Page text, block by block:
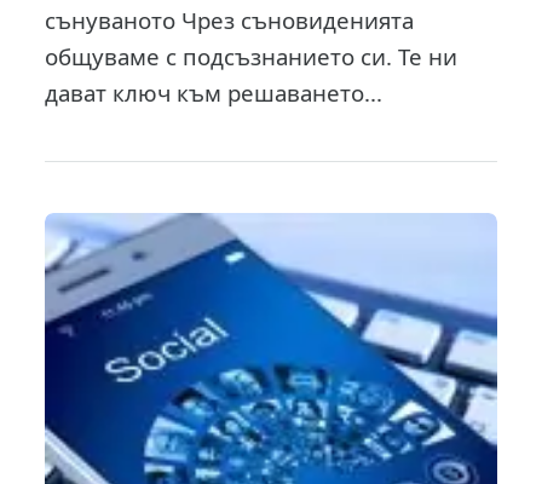
сънуваното Чрез съновиденията
общуваме с подсъзнанието си. Те ни
дават ключ към решаването...